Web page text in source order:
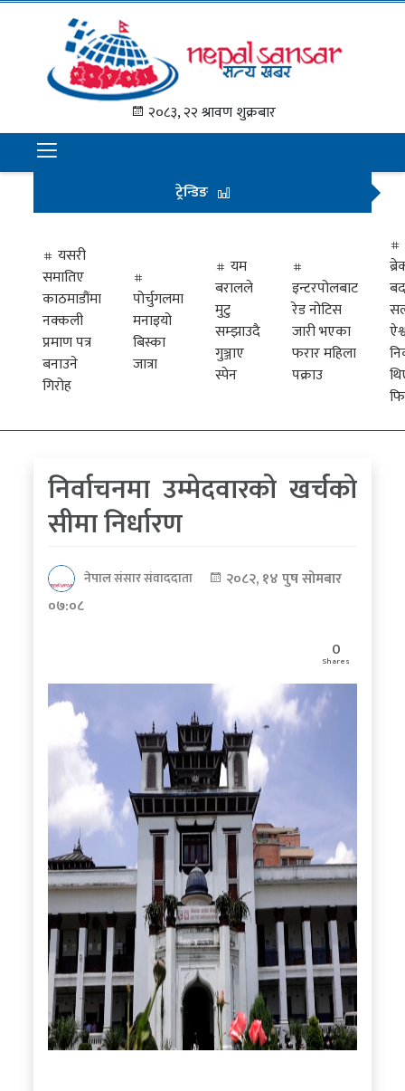
२०८३, २२ श्रावण शुक्रबार
समाचार
राजनीति
अन्तराष्ट्रिय
अर्थ
मनोरञ्जन
प्रवास
खेलकुद
पत्रपत्रिकाबाट
ट्रेन्डिङ
यसरी
समातिए
काठमाडौंमा
नक्कली
प्रमाण पत्र
बनाउने
गिरोह
पोर्चुगलमा
मनाइयो
बिस्का
जात्रा
यम
बरालले
मुटु
सम्झाउदै
गुञ्जाए
स्पेन
इन्टरपोलबाट
रेड नोटिस
जारी भएका
फरार महिला
पक्राउ
निर्वाचनमा उम्मेदवारको खर्चको
सीमा निर्धारण
नेपाल संसार संवाददाता
२०८२, १४ पुष सोमबार
०७:०८
0
Shares